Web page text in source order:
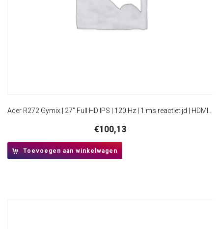
Acer R272 Gymix | 27” Full HD IPS | 120 Hz | 1 ms reactietijd | HDMI en VGA | Monitor
€100,13
Toevoegen aan winkelwagen